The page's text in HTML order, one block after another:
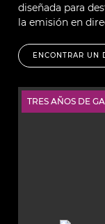
diseñada para
la emisión en
ENCONTRAR UN
TRES AÑOS DE